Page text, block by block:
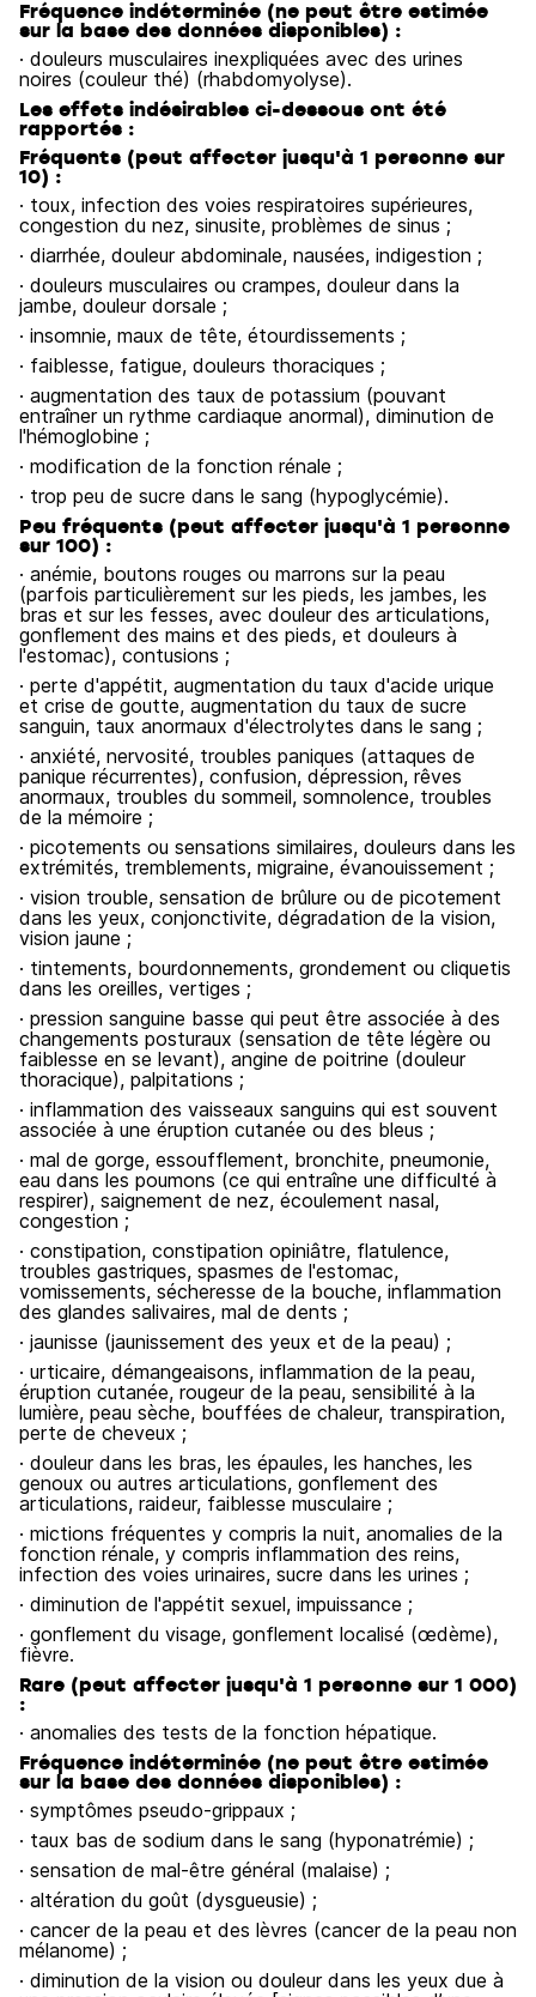
Fréquence indéterminée (ne peut être estimée
sur la base des données disponibles) :
· douleurs musculaires inexpliquées avec des urines
noires (couleur thé) (rhabdomyolyse).
Les effets indésirables ci-dessous ont été
rapportés :
Fréquents (peut affecter jusqu'à 1 personne sur
10) :
· toux, infection des voies respiratoires supérieures,
congestion du nez, sinusite, problèmes de sinus ;
· diarrhée, douleur abdominale, nausées, indigestion ;
· douleurs musculaires ou crampes, douleur dans la
jambe, douleur dorsale ;
· insomnie, maux de tête, étourdissements ;
· faiblesse, fatigue, douleurs thoraciques ;
· augmentation des taux de potassium (pouvant
entraîner un rythme cardiaque anormal), diminution de
l'hémoglobine ;
· modification de la fonction rénale ;
· trop peu de sucre dans le sang (hypoglycémie).
Peu fréquents (peut affecter jusqu'à 1 personne
sur 100) :
· anémie, boutons rouges ou marrons sur la peau
(parfois particulièrement sur les pieds, les jambes, les
bras et sur les fesses, avec douleur des articulations,
gonflement des mains et des pieds, et douleurs à
l'estomac), contusions ;
· perte d'appétit, augmentation du taux d'acide urique
et crise de goutte, augmentation du taux de sucre
sanguin, taux anormaux d'électrolytes dans le sang ;
· anxiété, nervosité, troubles paniques (attaques de
panique récurrentes), confusion, dépression, rêves
anormaux, troubles du sommeil, somnolence, troubles
de la mémoire ;
· picotements ou sensations similaires, douleurs dans les
extrémités, tremblements, migraine, évanouissement ;
· vision trouble, sensation de brûlure ou de picotement
dans les yeux, conjonctivite, dégradation de la vision,
vision jaune ;
· tintements, bourdonnements, grondement ou cliquetis
dans les oreilles, vertiges ;
· pression sanguine basse qui peut être associée à des
changements posturaux (sensation de tête légère ou
faiblesse en se levant), angine de poitrine (douleur
thoracique), palpitations ;
· inflammation des vaisseaux sanguins qui est souvent
associée à une éruption cutanée ou des bleus ;
· mal de gorge, essoufflement, bronchite, pneumonie,
eau dans les poumons (ce qui entraîne une difficulté à
respirer), saignement de nez, écoulement nasal,
congestion ;
· constipation, constipation opiniâtre, flatulence,
troubles gastriques, spasmes de l'estomac,
vomissements, sécheresse de la bouche, inflammation
des glandes salivaires, mal de dents ;
· jaunisse (jaunissement des yeux et de la peau) ;
· urticaire, démangeaisons, inflammation de la peau,
éruption cutanée, rougeur de la peau, sensibilité à la
lumière, peau sèche, bouffées de chaleur, transpiration,
perte de cheveux ;
· douleur dans les bras, les épaules, les hanches, les
genoux ou autres articulations, gonflement des
articulations, raideur, faiblesse musculaire ;
· mictions fréquentes y compris la nuit, anomalies de la
fonction rénale, y compris inflammation des reins,
infection des voies urinaires, sucre dans les urines ;
· diminution de l'appétit sexuel, impuissance ;
· gonflement du visage, gonflement localisé (œdème),
fièvre.
Rare (peut affecter jusqu'à 1 personne sur 1 000)
:
· anomalies des tests de la fonction hépatique.
Fréquence indéterminée (ne peut être estimée
sur la base des données disponibles) :
· symptômes pseudo-grippaux ;
· taux bas de sodium dans le sang (hyponatrémie) ;
· sensation de mal-être général (malaise) ;
· altération du goût (dysgueusie) ;
· cancer de la peau et des lèvres (cancer de la peau non
mélanome) ;
· diminution de la vision ou douleur dans les yeux due à